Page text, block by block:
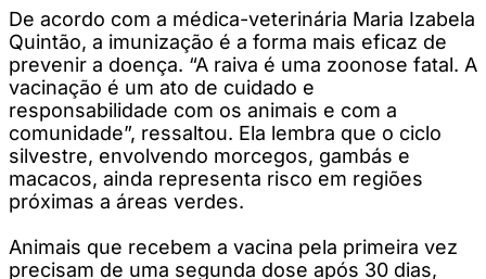
De acordo com a médica-veterinária Maria Izabela
Quintão, a imunização é a forma mais eficaz de
prevenir a doença. “A raiva é uma zoonose fatal. A
vacinação é um ato de cuidado e
responsabilidade com os animais e com a
comunidade”, ressaltou. Ela lembra que o ciclo
silvestre, envolvendo morcegos, gambás e
macacos, ainda representa risco em regiões
próximas a áreas verdes.
Animais que recebem a vacina pela primeira vez
precisam de uma segunda dose após 30 dias,